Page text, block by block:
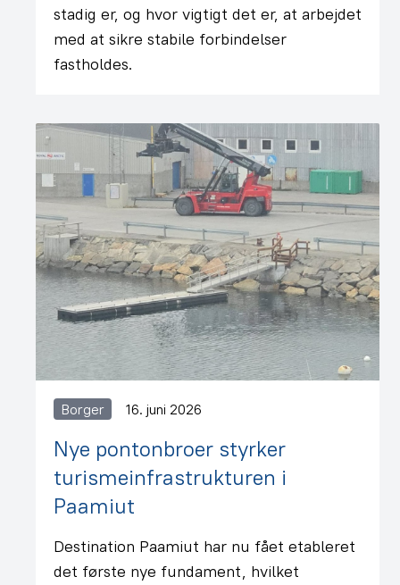
stadig er, og hvor vigtigt det er, at arbejdet
med at sikre stabile forbindelser
fastholdes.
Borger 16. juni 2026
Nye pontonbroer styrker
turismeinfrastrukturen i
Paamiut
Destination Paamiut har nu fået etableret
det første nye fundament, hvilket